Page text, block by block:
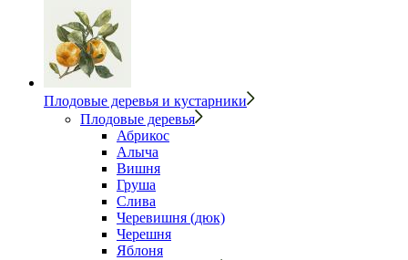
Плодовые деревья и кустарники
Плодовые деревья
Абрикос
Алыча
Вишня
Груша
Слива
Черевишня (дюк)
Черешня
Яблоня